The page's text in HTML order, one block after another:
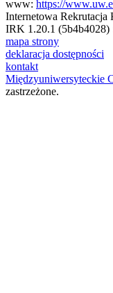
www: https://
Internetowa Rekrutacja
IRK 1.20.1 (5b4b4028)
mapa strony
deklaracja dostępności
kontakt
Międzyuniwersyteckie
zastrzeżone.